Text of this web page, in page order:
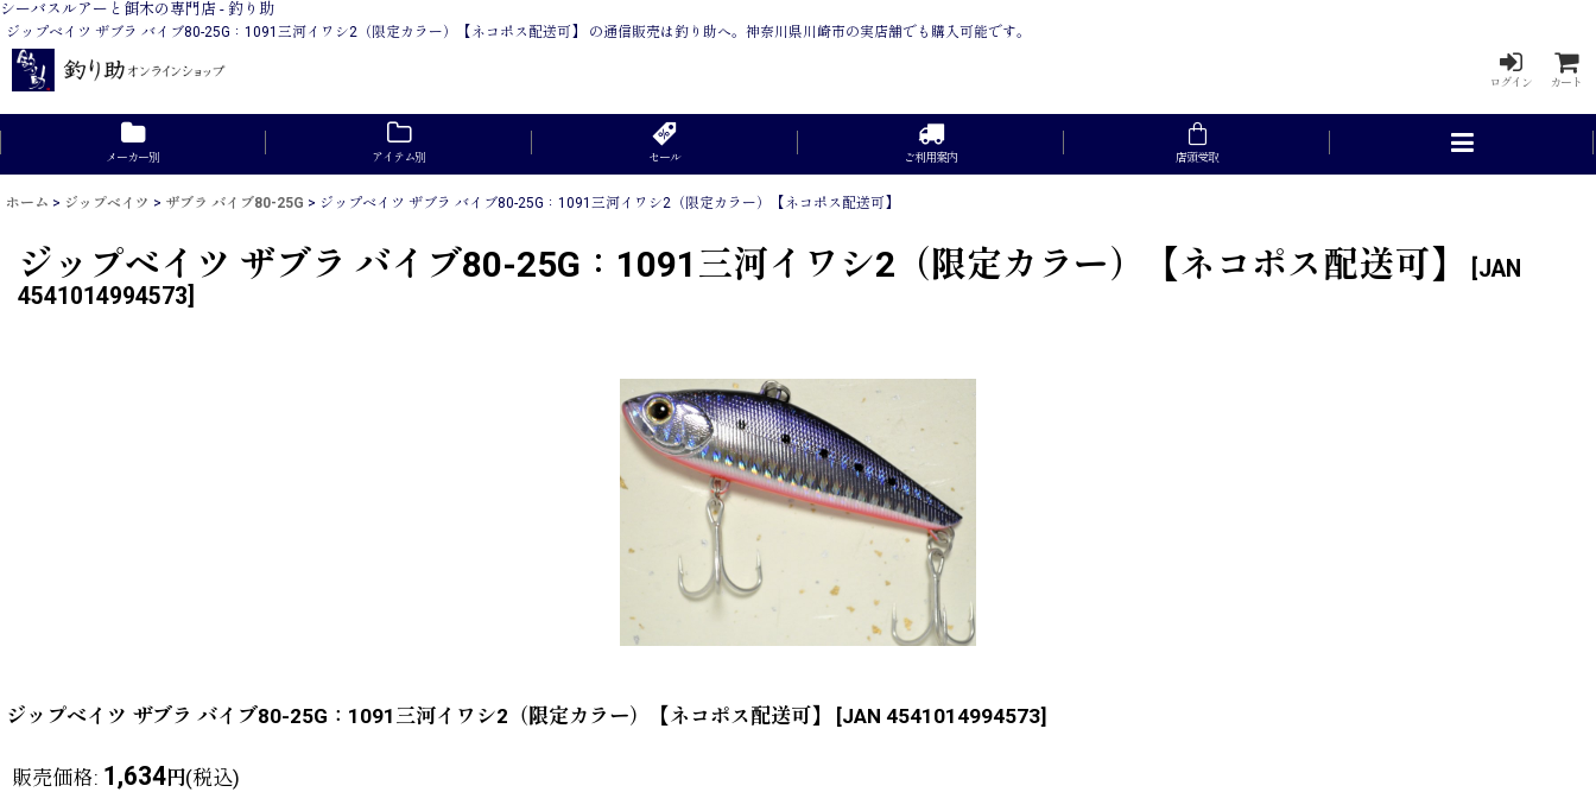
シーバスルアーと餌木の専門店 - 釣り助
ジップベイツ ザブラ バイブ80-25G：1091三河イワシ2（限定カラー）【ネコポス配送可】 の通信販売は釣り助へ。神奈川県川崎市の実店舗でも購入可能です。
ログイン カート
メーカー別 アイテム別 セール ご利用案内 店頭受取
ホーム > ジップベイツ > ザブラ バイブ80-25G > ジップベイツ ザブラ バイブ80-25G：1091三河イワシ2（限定カラー）【ネコポス配送可】
ジップベイツ ザブラ バイブ80-25G：1091三河イワシ2（限定カラー）【ネコポス配送可】
JAN
4541014994573
ジップベイツ ザブラ バイブ80-25G：1091三河イワシ2（限定カラー）【ネコポス配送可】 [JAN 4541014994573]
販売価格: 1,634円(税込)